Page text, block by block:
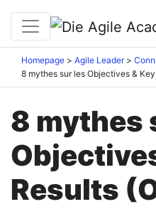
Homepage Agile Leader
8 mythes
Results